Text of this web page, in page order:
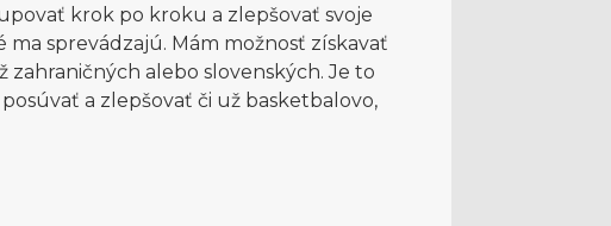
krok po kroku a zlepšovať svoje
sprevádzajú. Mám možnosť získavať
zahraničných alebo slovenských. Je to
a zlepšovať či už basketbalovo,